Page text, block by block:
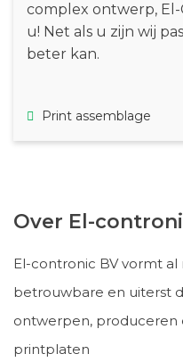
complex ontwerp,
u! Net als u zijn wij
beter kan.
Print assemblage
Over El-
El-contronic BV vormt
betrouwbare en uiterst
ontwerpen, produceren
printplaten